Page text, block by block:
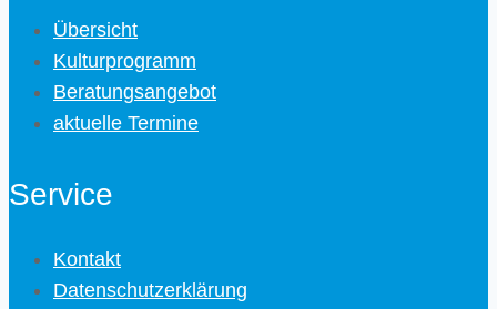
Übersicht
Kulturprogramm
Beratungsangebot
aktuelle Termine
Service
Kontakt
Datenschutzerklärung